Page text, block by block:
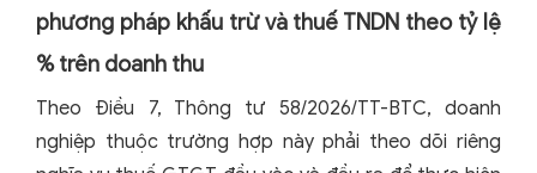
phương pháp khấu trừ và thuế TNDN theo tỷ lệ
% trên doanh thu
Theo Điều 7, Thông tư 58/2026/TT-BTC, doanh
nghiệp thuộc trường hợp này phải theo dõi riêng